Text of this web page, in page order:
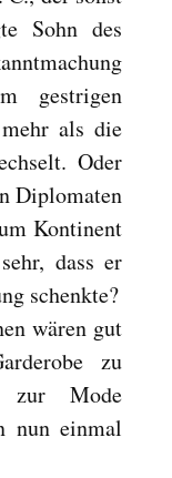
Sohn des
gestrigen
als die
Oder
Diplomaten
Kontinent
dass er
schenkte?
wären gut
zu
zur Mode
nun einmal